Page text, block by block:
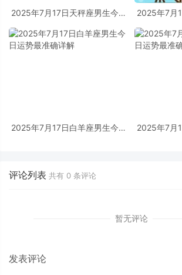
2025年7月17日天秤座男生今日
2025年7月
2025年7月17日白羊座男生今日
2025年7月
评论列表 共有 0 条评论
暂无评论
发表评论